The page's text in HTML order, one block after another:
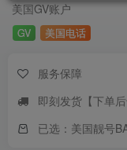
美国GV账户
GV 美国电话
服务保障
即刻发货【下单
已选：美国靓号